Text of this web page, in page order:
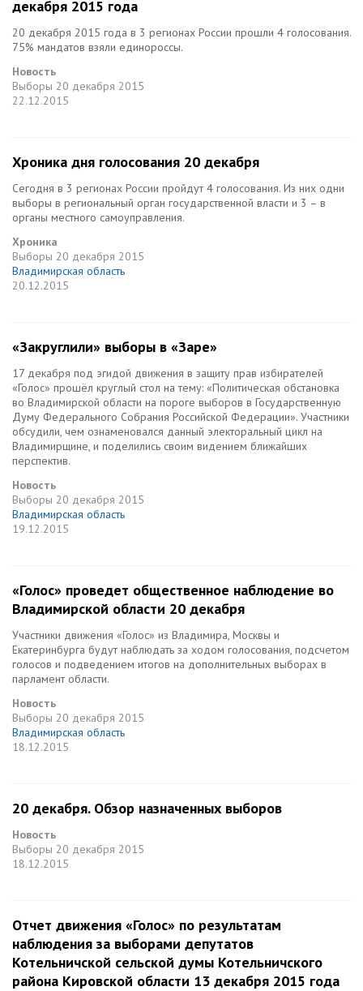
декабря 2015 года
20 декабря 2015 года в 3 регионах России прошли 4 голосования.
75% мандатов взяли единороссы.
Новость
Выборы 20 декабря 2015
22.12.2015
Хроника дня голосования 20 декабря
Сегодня в 3 регионах России пройдут 4 голосования. Из них одни
выборы в региональный орган государственной власти и 3 – в
органы местного самоуправления.
Хроника
Выборы 20 декабря 2015
Владимирская область
20.12.2015
«Закруглили» выборы в «Заре»
17 декабря под эгидой движения в защиту прав избирателей
«Голос» прошёл круглый стол на тему: «Политическая обстановка
во Владимирской области на пороге выборов в Государственную
Думу Федерального Собрания Российской Федерации». Участники
обсудили, чем ознаменовался данный электоральный цикл на
Владимирщине, и поделились своим видением ближайших
перспектив.
Новость
Выборы 20 декабря 2015
Владимирская область
19.12.2015
«Голос» проведет общественное наблюдение во
Владимирской области 20 декабря
Участники движения «Голос» из Владимира, Москвы и
Екатеринбурга будут наблюдать за ходом голосования, подсчетом
голосов и подведением итогов на дополнительных выборах в
парламент области.
Новость
Выборы 20 декабря 2015
Владимирская область
18.12.2015
20 декабря. Обзор назначенных выборов
Новость
Выборы 20 декабря 2015
18.12.2015
Отчет движения «Голос» по результатам
наблюдения за выборами депутатов
Котельничской сельской думы Котельничского
района Кировской области 13 декабря 2015 года